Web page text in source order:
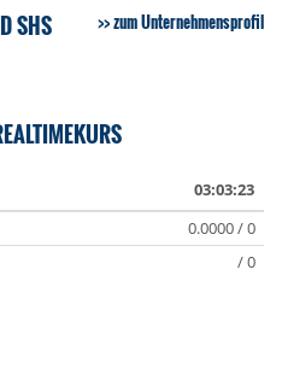
SHS zum Unternehmensprofil
03:03:23
0.0000 / 0
/ 0